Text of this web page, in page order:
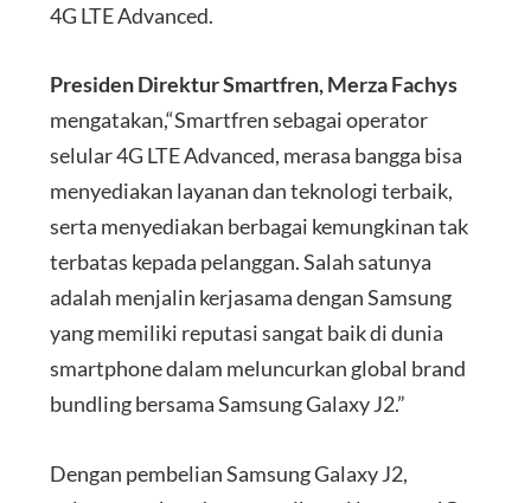
4G LTE Advanced.
Presiden Direktur Smartfren, Merza Fachys
mengatakan,“Smartfren sebagai operator
selular 4G LTE Advanced, merasa bangga bisa
menyediakan layanan dan teknologi terbaik,
serta menyediakan berbagai kemungkinan tak
terbatas kepada pelanggan. Salah satunya
adalah menjalin kerjasama dengan Samsung
yang memiliki reputasi sangat baik di dunia
smartphone dalam meluncurkan global brand
bundling bersama Samsung Galaxy J2.”
Dengan pembelian Samsung Galaxy J2,